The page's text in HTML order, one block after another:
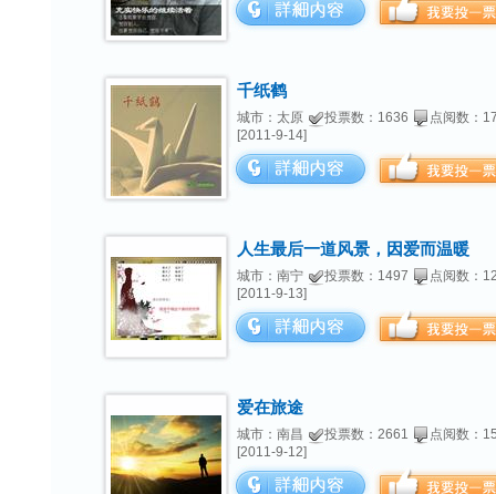
千纸鹤
城市：太原 投票数：1636
点阅数：
[2011-9-14]
人生最后一道风景，因爱而温暖
城市：南宁 投票数：1497
点阅数：
[2011-9-13]
爱在旅途
城市：南昌 投票数：2661
点阅数：
[2011-9-12]